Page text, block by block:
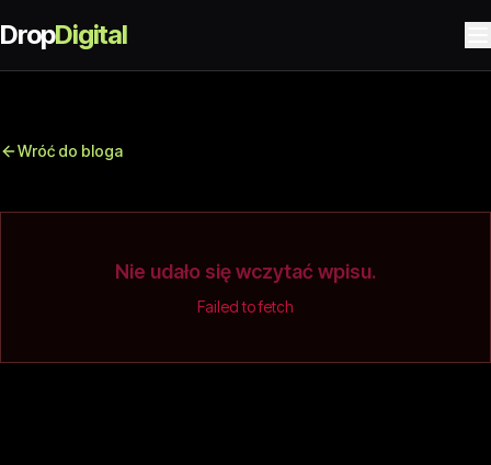
DropDigital
Wróć do bloga
Nie udało się wczytać wpisu.
Failed to fetch